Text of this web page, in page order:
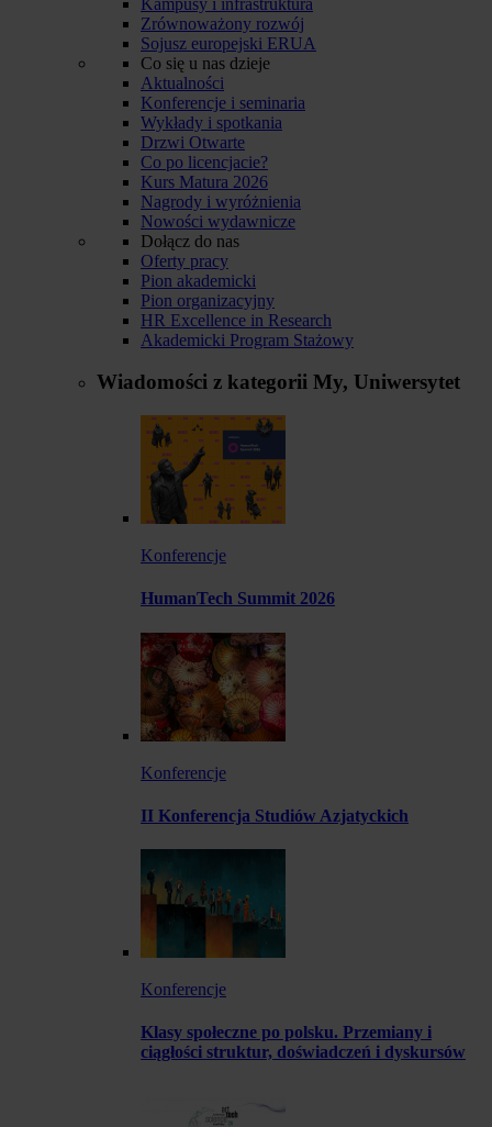
Zrównoważony rozwój
Sojusz europejski ERUA
Co się u nas dzieje
Aktualności
Konferencje i seminaria
Wykłady i spotkania
Drzwi Otwarte
Co po licencjacie?
Kurs Matura 2026
Nagrody i wyróżnienia
Nowości wydawnicze
Dołącz do nas
Oferty pracy
Pion akademicki
Pion organizacyjny
HR Excellence in Research
Akademicki Program Stażowy
Wiadomości z kategorii My, Uniwersytet
Konferencje
HumanTech Summit 2026
Konferencje
II Konferencja Studiów Azjatyckich
Konferencje
Klasy społeczne po polsku. Przemiany i
ciągłości struktur, doświadczeń i dyskursów